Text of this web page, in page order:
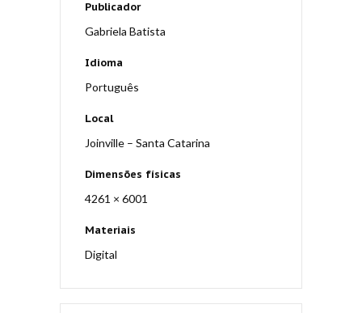
Publicador
Gabriela Batista
Idioma
Português
Local
Joinville – Santa Catarina
Dimensões físicas
4261 × 6001
Materiais
Digital